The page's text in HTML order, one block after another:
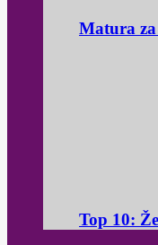
Matura
Top 10: